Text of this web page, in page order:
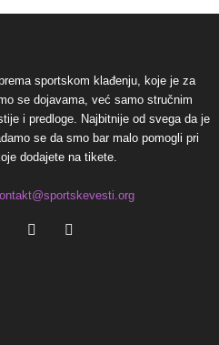
sportskom klađenju, koje je za
se dojavama, već samo stručnim
i predloge. Najbitnije od svega da je
se da smo bar malo pomogli pri
dodajete na tikete.